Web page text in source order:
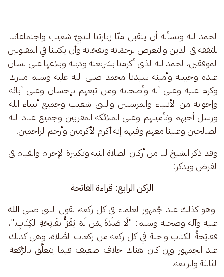
الحمد لله ونسأله أن يتقبل منّا زيارتنا للنبيّ شعيب واجتماعاتنا
للتفقه في الدين والتعرض لرحمَاته ونفحَاته وأن يكتبنا في المقبولين
الموفقين، الحمد لله الذي أكرمنا بشريعته ودينه وبلاغها على لسان
عبده وحبيبه وأمينه سيدنا محمد صلى الله عليه وسلم مبارك
وكرم عليه وعلى آله وأصحابه ومن تبعهم بإحسان وعلى آبائه
وإخوانه من الأنبياء والمرسلين والنبي شعيب وجميع أنبياء الله
ورسل أحبهم وتأمينهم وعلى الملائكة المقربين وجميع عباد الله
الصالحين وعلينا معهم وفيهم إنه أكرم الأكرمين وأرحم الراحمين.
وقد ذكر الشيخ لنا من أركان الصلاة النية وتكبيرة الإحرام والقيام في
الفرض ويذكر:
الركن الرابع: قراءة الفاتحة
وهو كذلك عند جُمهور العلماء في كل ركعة، لقول النبي صلى الله
عليه وآله وصحبه وسلم: "لَا صَلَاةَ لِمَن لَمْ يَقْرَأْ بفَاتِحَةِ الكِتَابِ."،
ففاتِحةُ الكتاب واجبة في كل ركعة من ركعات الصَّلاة، وهي كذلك
عند الجمهور وإن كان هناك خلاف ضعيف فيما يتعلَّق بالرَّكعة
الثالثة والرابعة.